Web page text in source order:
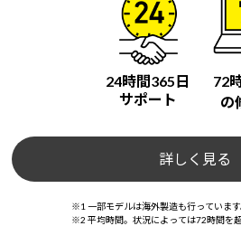
24時間365日
サポート
72
の
詳しく見る
※1 一部モデルは海外製造も行っています
※2 平均時間。状況によっては72時間を